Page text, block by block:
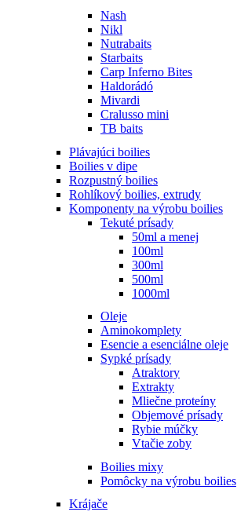
Nash
Nikl
Nutrabaits
Starbaits
Carp Inferno Bites
Haldorádó
Mivardi
Cralusso mini
TB baits
Plávajúci boilies
Boilies v dipe
Rozpustný boilies
Rohlíkový boilies, extrudy
Komponenty na výrobu boilies
Tekuté prísady
50ml a menej
100ml
300ml
500ml
1000ml
Oleje
Aminokomplety
Esencie a esenciálne oleje
Sypké prísady
Atraktory
Extrakty
Mliečne proteíny
Objemové prísady
Rybie múčky
Vtačie zoby
Boilies mixy
Pomôcky na výrobu boilies
Krájače